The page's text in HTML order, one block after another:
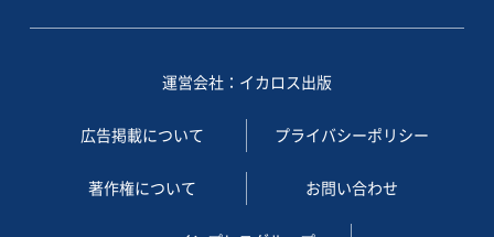
運営会社：イカロス出版
広告掲載について プライバシーポリシー
著作権について お問い合わせ